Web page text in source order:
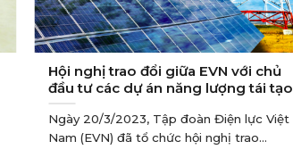
Hội nghị trao đổi giữa EVN với chủ
đầu tư các dự án năng lượng tái tạo
Ngày 20/3/2023, Tập đoàn Điện lực Việt
Nam (EVN) đã tổ chức hội nghị trao...